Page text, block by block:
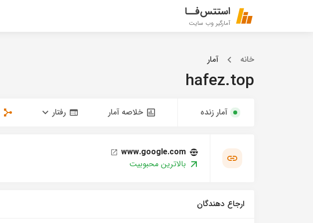
استتس‌فــا
آمارگیر وب سایت
خانه آمار
hafez.top
آمار زنده خلاصه آمار رفتار
www.google.com
بالاترین محبوبیت
ارجاع دهندگان